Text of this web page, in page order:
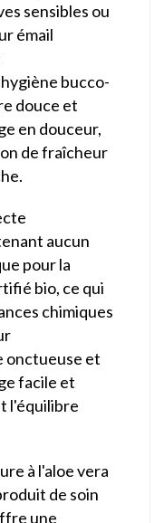
sensibles ou
émail
bucco-
douce et
en douceur,
de fraîcheur
aucun
pour la
bio, ce qui
chimiques
onctueuse et
facile et
l'équilibre
à l'aloe vera
de soin
une